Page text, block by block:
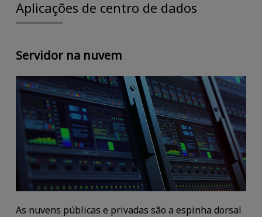
Aplicações de centro de dados
Servidor na nuvem
As nuvens públicas e privadas são a espinha dorsal